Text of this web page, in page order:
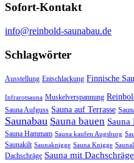
Sofort-Kontakt
info@reinbold-saunabau.de
Schlagwörter
Ausstellung Entschlackung Finnische
Infrarotsauna Muskelverspannung
Sauna Aufguss Sauna auf Terrasse
Saunabau Sauna bauen Sauna
Sauna Hammam Sauna kaufen Augsburg
Saunakilt Saunaknigge Sauna Knigge
Dachschräge Sauna mit